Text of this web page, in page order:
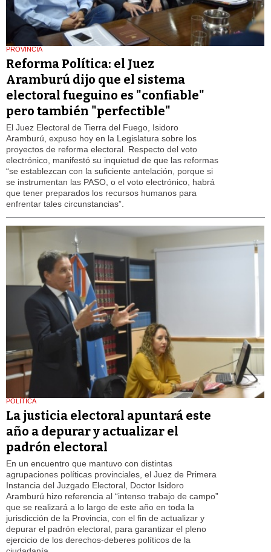
PROVINCIA
Reforma Política: el Juez
Aramburú dijo que el sistema
electoral fueguino es "confiable"
pero también "perfectible"
El Juez Electoral de Tierra del Fuego, Isidoro
Aramburú, expuso hoy en la Legislatura sobre los
proyectos de reforma electoral. Respecto del voto
electrónico, manifestó su inquietud de que las reformas
“se establezcan con la suficiente antelación, porque si
se instrumentan las PASO, o el voto electrónico, habrá
que tener preparados los recursos humanos para
enfrentar tales circunstancias”.
POLÍTICA
La justicia electoral apuntará este
año a depurar y actualizar el
padrón electoral
En un encuentro que mantuvo con distintas
agrupaciones políticas provinciales, el Juez de Primera
Instancia del Juzgado Electoral, Doctor Isidoro
Aramburú hizo referencia al “intenso trabajo de campo”
que se realizará a lo largo de este año en toda la
jurisdicción de la Provincia, con el fin de actualizar y
depurar el padrón electoral, para garantizar el pleno
ejercicio de los derechos-deberes políticos de la